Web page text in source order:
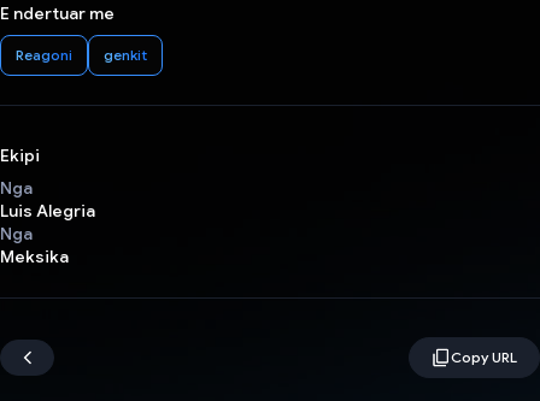
E ndertuar me
Reagoni genkit
Ekipi
Nga
Luis Alegria
Nga
Meksika